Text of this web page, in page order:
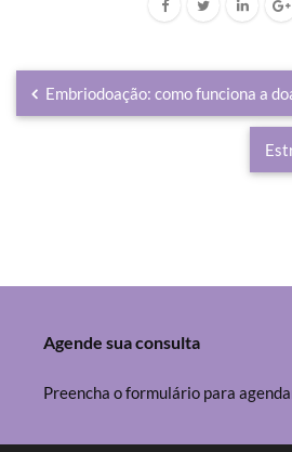
Embriodoação: como funciona a
Agende sua consulta
Preencha o formulário para